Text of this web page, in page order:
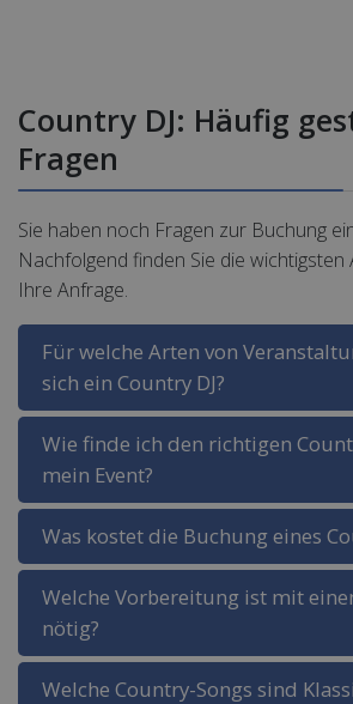
Country DJ: Häufig
Fragen
Sie haben noch Fragen zur Buchung
Nachfolgend finden Sie die
Ihre Anfrage.
Für welche Arten von
sich ein Country DJ?
Wie finde ich den richtigen
mein Event?
Was kostet die Buchung eines
Welche Vorbereitung ist mit
nötig?
Welche Country-Songs sind